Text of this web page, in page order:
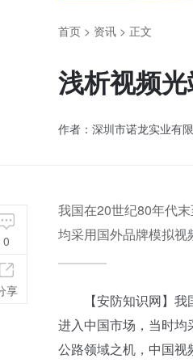
首页 > 资讯 > 正文
浅析视频
作者：深圳市诺龙实业有
我国在20世纪80年代
均采用国外品牌模拟视
【安防知识网】我国
进入中国市场，当时
公路领域之机，中国
0
享